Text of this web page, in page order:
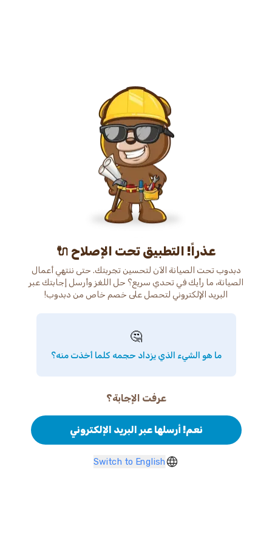
عذراً! التطبيق تحت الإصلاح 🔌
دبدوب تحت الصيانة الآن لتحسين تجربتك. حتى ننتهي أعمال
الصيانة، ما رأيك في تحدي سريع؟ حل اللغز وأرسل إجابتك عبر
البريد الإلكتروني لتحصل على خصم خاص من دبدوب!
🤔
ما هو الشيء الذي يزداد حجمه كلما أخذت منه؟
عرفت الإجابة؟
نعم! أرسلها عبر البريد الإلكتروني
Switch to English